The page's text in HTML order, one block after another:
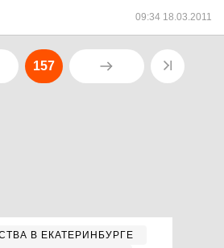
09:34 18.03.2011
157
В ЕКАТЕРИНБУРГЕ